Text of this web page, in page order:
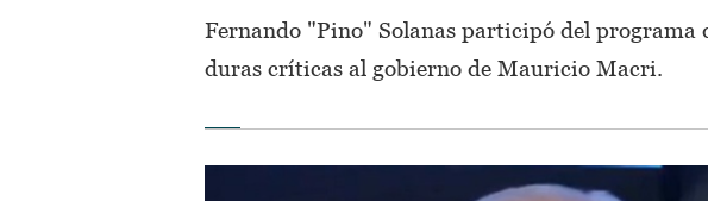
Fernando "Pino" Solanas participó del programa
duras críticas al gobierno de Mauricio Macri.